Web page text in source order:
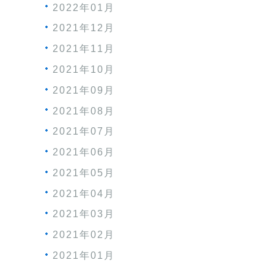
2022年01月
2021年12月
2021年11月
2021年10月
2021年09月
2021年08月
2021年07月
2021年06月
2021年05月
2021年04月
2021年03月
2021年02月
2021年01月